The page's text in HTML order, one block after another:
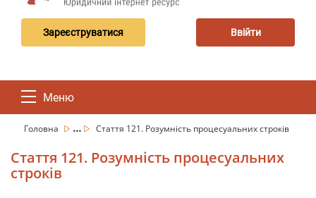
Зареєструватися Ввійти
Меню
Головна ... Стаття 121. Розумність процесуальних строків
Стаття 121. Розумність процесуальних
строків